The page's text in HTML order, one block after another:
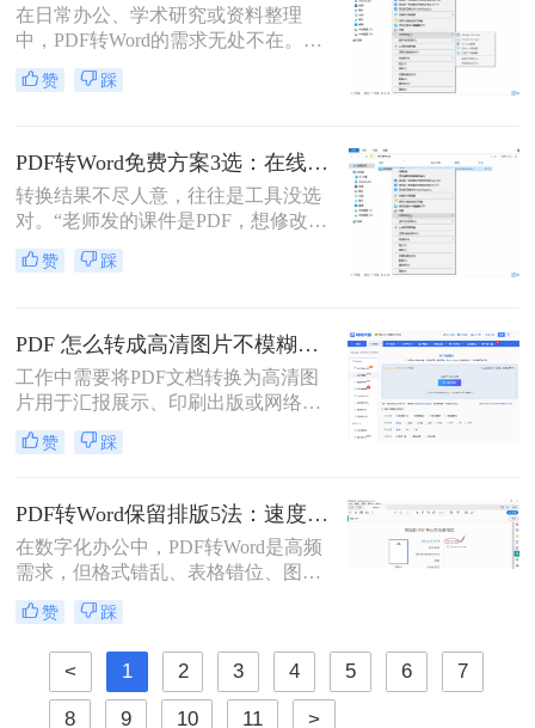
用的PDF转Word方法，帮助您选择最
适合自己的解决方案。
在日常办公、学术研究或资料整理
中，PDF转Word的需求无处不在。那
么pdf怎么转换成word呢？本文将系统
解析5种主流方法，涵盖不同场景，
赞 踩
PDF转Word免费方案3选：在线免费额度、客户端试用和Word自带的区别！
转换结果不尽人意，往往是工具没选
对。“老师发的课件是PDF，想修改内
容怎么办？”“客户发来的合同是
PDF，需要调整条款怎么处理？”从事
的“灵魂拷问”。
赞 踩
PDF 怎么转成高清图片不模糊？5种高清转换方法（2026实测指南）
工作中需要将PDF文档转换为高清图
片用于汇报展示、印刷出版或网络分
享，但转换后图片模糊不清、细节丢
失、放大后出现马赛克……这些"清
能导致重要信息无法识别。那么PDF
怎么转成高清图片不模糊呢？别再忍
受模糊图片！本文直击痛点，提供可
立即执行的高清转换方案，助您10分
钟内获得印刷级清晰度！
赞 踩
PDF转Word保留排版5法：速度优先还是排版优先？选择指南！
在数字化办公中，PDF转Word是高频
需求，但格式错乱、表格错位、图片
错位等问题频发。许多用户盲目使用
在线工具，导致文档返工重做。那么
pdf转word怎么保留原排版呢？本文基
于Windows 10/11系统实测，系统梳理
5种安全有效方法，明确标注每种方
案的适用边界与关键细节，助您高效
赞 踩
< 1 2 3 4 5 6 7
8 9 10 11 >